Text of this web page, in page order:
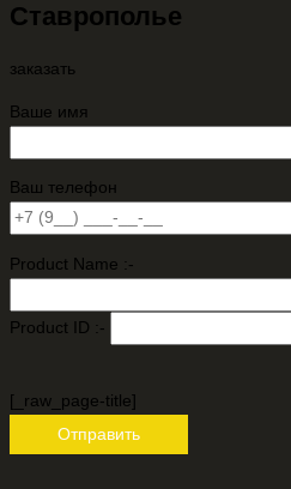
Ставрополье
заказать
Ваше имя
Ваш телефон
Product Name :-
Product ID :-
[_raw_page-title]